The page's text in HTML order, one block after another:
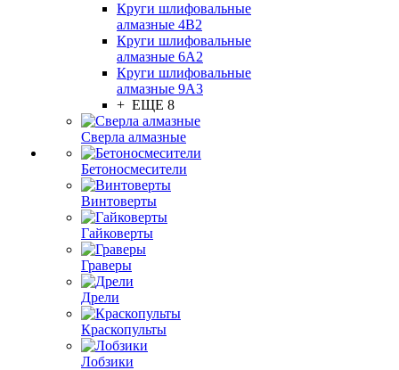
Круги шлифовальные
алмазные 4В2
Круги шлифовальные
алмазные 6A2
Круги шлифовальные
алмазные 9А3
+ ЕЩЕ 8
Сверла алмазные
Бетоносмесители
Винтоверты
Гайковерты
Граверы
Дрели
Краскопульты
Лобзики